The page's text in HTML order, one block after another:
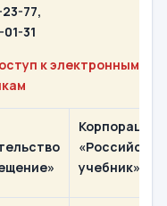
77,
31
к электронным
Корпорация
«Российский
учебник»